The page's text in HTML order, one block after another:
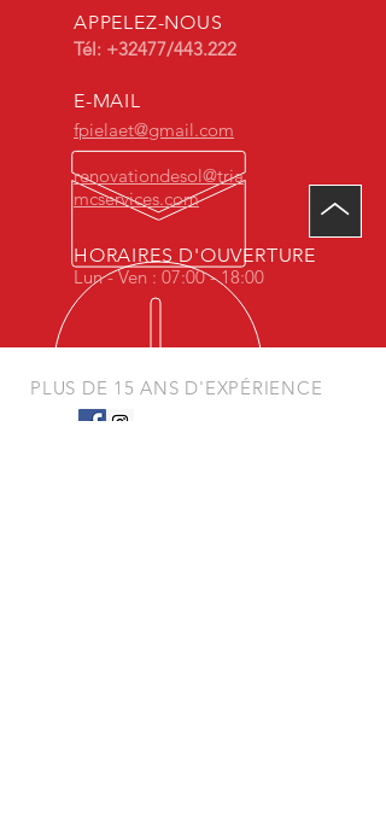
APPELEZ-NOUS
Tél: +32477/443.222
E-MAIL
fpielaet@gmail.com
renovationdesol@tria
mcservices.com
HORAIRES D'OUVERTURE
Lun - Ven : 07:00 - 18:00
PLUS DE 15 ANS D'EXPÉRIENCE